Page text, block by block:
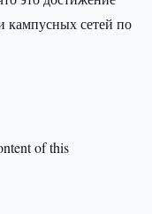
кампусных сетей по
of this